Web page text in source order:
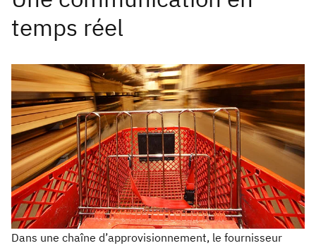
Dans une chaîne d’approvisionnement, le fournisseur